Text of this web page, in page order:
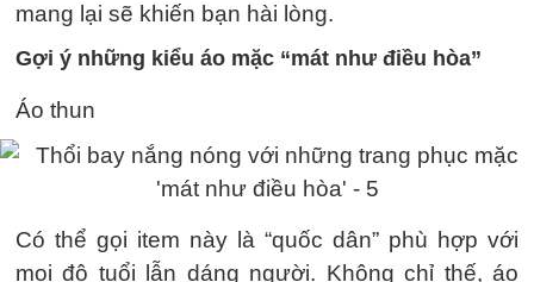
mang lại sẽ khiến bạn hài lòng.
Gợi ý những kiểu áo mặc “mát như điều hòa”
Áo thun
Có thể gọi item này là “quốc dân” phù hợp với
mọi độ tuổi lẫn dáng người. Không chỉ thế, áo